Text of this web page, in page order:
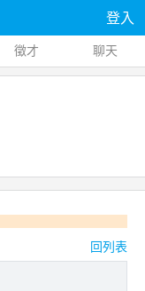
登入
徵才 聊天
回列表